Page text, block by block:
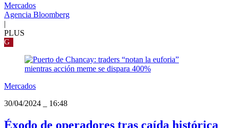
Mercados
Agencia Bloomberg
|
PLUS
G
Mercados
30/04/2024
16:48
Éxodo de operadores tras caída histórica